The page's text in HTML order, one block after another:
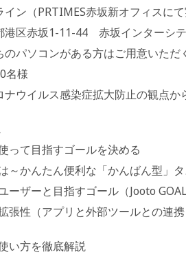
ン（PRTIMES赤坂新オフィスにて
港区赤坂1-11-44 赤坂インターシ
パソコンがある方はご用意いただ
名様
ウイルス感染症拡大防止の観点か
って目指すゴールを決める
～かんたん便利な「かんばん型」
ーザーと目指すゴール（Jooto
張性（アプリと外部ツールとの連携
い方を徹底解説